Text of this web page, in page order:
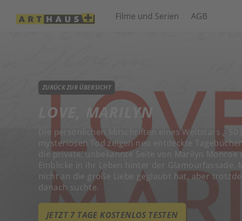
Filme und Serien AGB
ZURÜCK ZUR ÜBERSICHT
LOVE, MARILYN
Die persönlichen Mitschriften eines Weltstars ¿ 50
mysteriösen Tod zeigen neu entdeckte
die private, unbekannte Seite von Marilyn Monroe
Einblicke in ihr Leben hinter der Glamourfassade.
nicht an die große Liebe geglaubt hat, aber
danach suchte.
JETZT 7 TAGE KOSTENLOS TESTEN